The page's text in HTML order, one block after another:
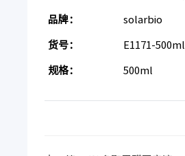
品牌： solarbio
货号： E1171-500ml
规格： 500ml